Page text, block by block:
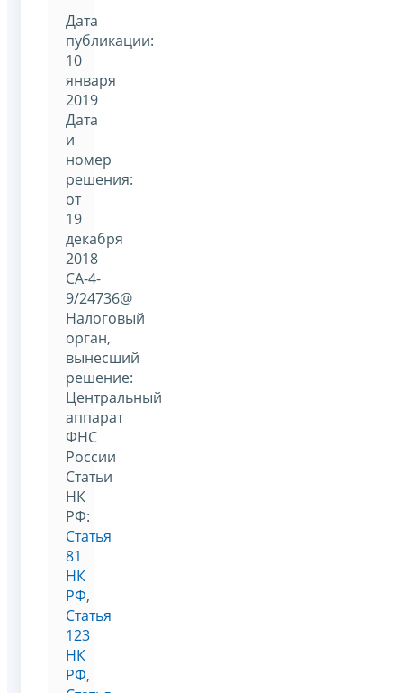
Дата
публикации:
10
января
2019
Дата
и
номер
решения:
от
19
декабря
2018
СА-4-
9/24736@
Налоговый
орган,
вынесший
решение:
Центральный
аппарат
ФНС
России
Статьи
НК
РФ:
Статья
81
НК
РФ,
Статья
123
НК
РФ,